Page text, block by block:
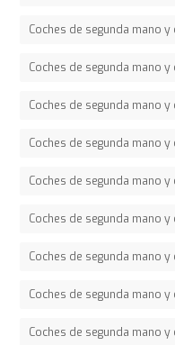
Coches de segunda mano y
Coches de segunda mano
Coches de segunda mano y
Coches de segunda mano
Coches de segunda mano
Coches de segunda mano
Coches de segunda mano y
Coches de segunda mano
Coches de segunda mano y